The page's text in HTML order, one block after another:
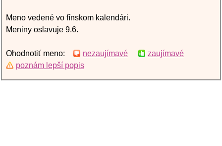
Meno vedené vo fínskom kalendári.
Meniny oslavuje 9.6.
Ohodnotiť meno: nezaujímavé
zaujímavé
poznám lepší popis